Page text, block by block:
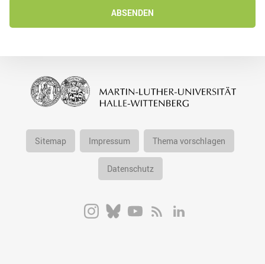
ABSENDEN
Sitemap Impressum Thema vorschlagen
Datenschutz